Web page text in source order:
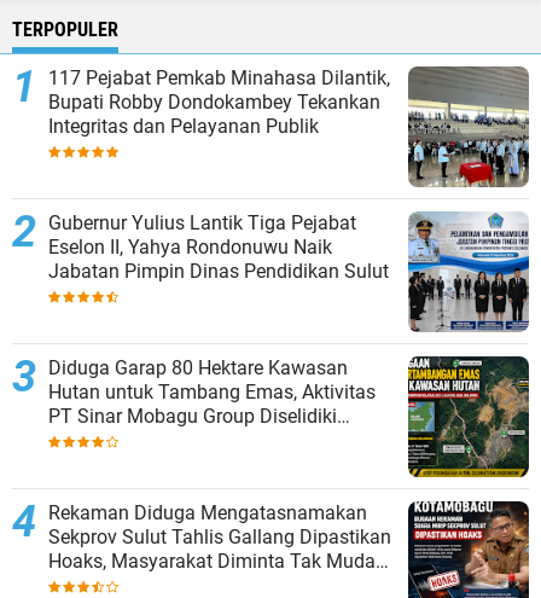
TERPOPULER
117 Pejabat Pemkab Minahasa Dilantik,
Bupati Robby Dondokambey Tekankan
Integritas dan Pelayanan Publik
Gubernur Yulius Lantik Tiga Pejabat
Eselon II, Yahya Rondonuwu Naik
Jabatan Pimpin Dinas Pendidikan Sulut
Diduga Garap 80 Hektare Kawasan
Hutan untuk Tambang Emas, Aktivitas
PT Sinar Mobagu Group Diselidiki
Aparat
Rekaman Diduga Mengatasnamakan
Sekprov Sulut Tahlis Gallang Dipastikan
Hoaks, Masyarakat Diminta Tak Mudah
Percaya